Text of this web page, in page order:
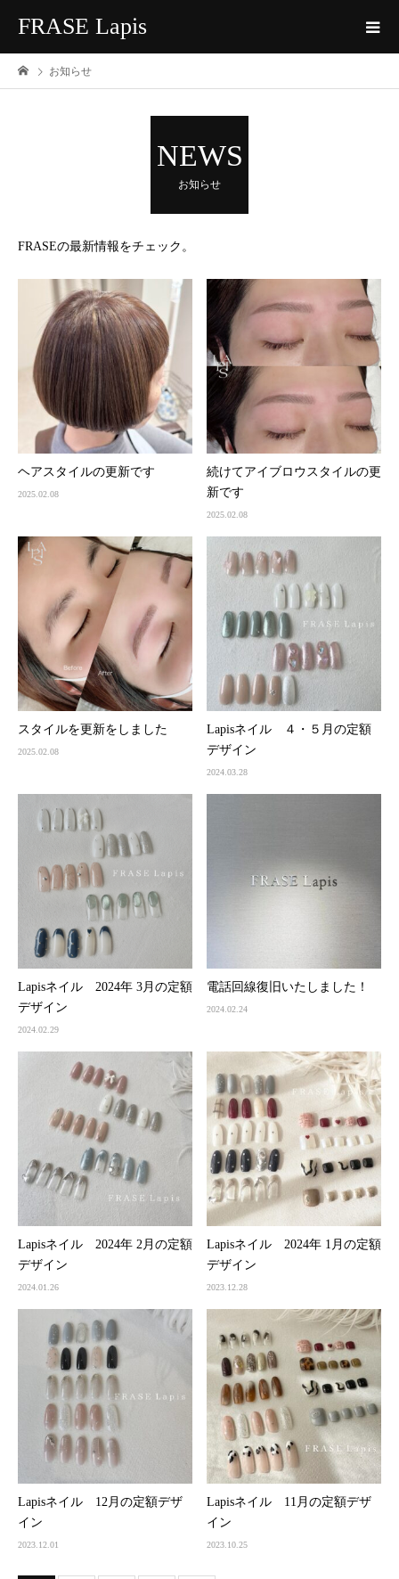
FRASE Lapis
お知らせ
NEWS
お知らせ
FRASEの最新情報をチェック。
ヘアスタイルの更新です
2025.02.08
続けてアイブロウスタイルの更
新です
2025.02.08
スタイルを更新をしました
2025.02.08
Lapisネイル ４・５月の定額
デザイン
2024.03.28
Lapisネイル 2024年 3月の定額
デザイン
2024.02.29
電話回線復旧いたしました！
2024.02.24
Lapisネイル 2024年 2月の定額
デザイン
2024.01.26
Lapisネイル 2024年 1月の定額
デザイン
2023.12.28
Lapisネイル 12月の定額デザ
イン
2023.12.01
Lapisネイル 11月の定額デザ
イン
2023.10.25